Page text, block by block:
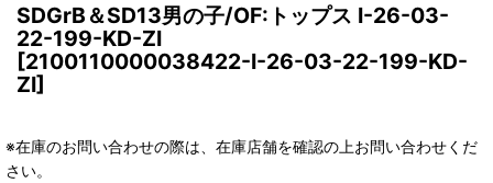
SDGrB＆SD13男の子/OF:トップス I-26-03-
22-199-KD-ZI
[2100110000038422-I-26-03-22-199-KD-
ZI]
※在庫のお問い合わせの際は、在庫店舗を確認の上お問い合わせくだ
さい。